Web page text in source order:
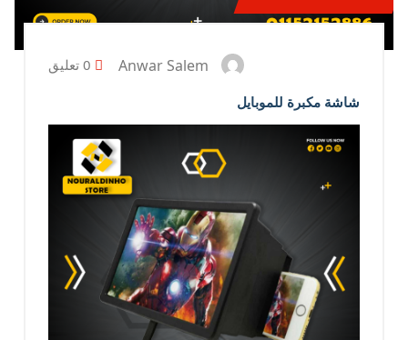
Anwar Salem 0 تعليق
شاشة مكبرة للموبايل